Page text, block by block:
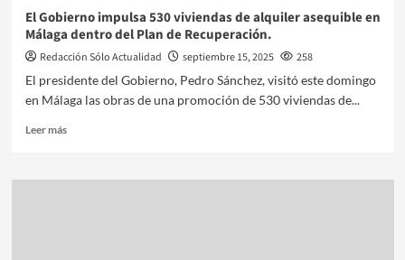
El Gobierno impulsa 530 viviendas de alquiler asequible en
Málaga dentro del Plan de Recuperación.
Redacción Sólo Actualidad septiembre 15, 2025
258
El presidente del Gobierno, Pedro Sánchez, visitó este domingo
en Málaga las obras de una promoción de 530 viviendas de...
Leer más